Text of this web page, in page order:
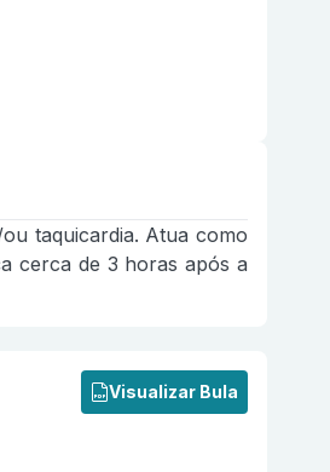
taquicardia. Atua como
cerca de 3 horas após a
Visualizar Bula